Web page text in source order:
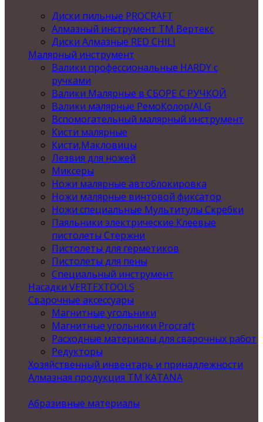
Диски пильные PROCRAFT
Алмазный инструмент ТМ Вертекс
Диски Алмазные RED CHILI
Малярный инструмент
Валики профессиональные HARDY с
ручками
Валики Малярные в СБОРЕ С РУЧКОЙ
Валики малярные РемоКолор/ALG
Вспомогательный малярный инструмент
Кисти малярные
Кисти,Макловицы
Лезвия для ножей
Миксеры
Ножи малярные автоблокировка
Ножи малярные винтовой фиксатор
Ножи специальные Мультитулы Скребки
Паяльники электрические Клеевые
пистолеты Стержни
Пистолеты для герметиков
Пистолеты для пены
Специальный инструмент
Насадки VERTEXTOOLS
Сварочные аксессуары
Магнитные угольники
Магнитные угольники Procraft
Расходные материалы для сварочных работ
Редукторы
Хозяйственный инвентарь и принадлежности
Алмазная продукция ТМ KATANA
Абразивные материалы